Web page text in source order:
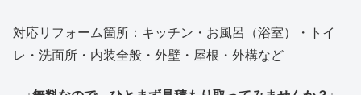
対応リフォーム箇所：キッチン・お風呂（浴室）・トイ
レ・洗面所・内装全般・外壁・屋根・外構など